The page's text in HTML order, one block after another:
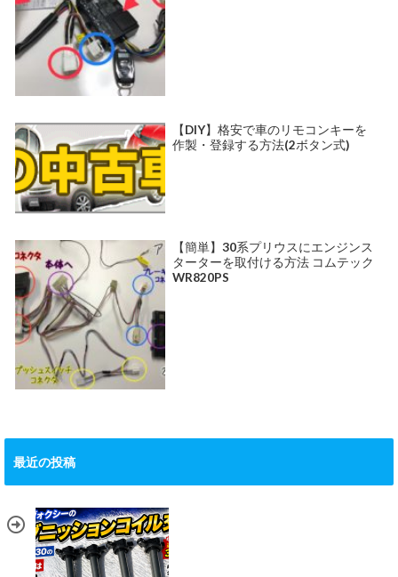
【DIY】格安で車のリモコンキーを
作製・登録する方法(2ボタン式)
【簡単】30系プリウスにエンジンス
ターターを取付ける方法 コムテック
WR820PS
最近の投稿